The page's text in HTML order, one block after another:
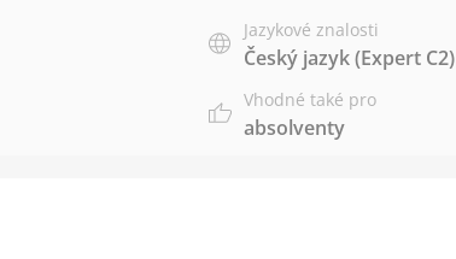
Jazykové znalosti
Český jazyk(Expert C2)
Vhodné také pro
absolventy